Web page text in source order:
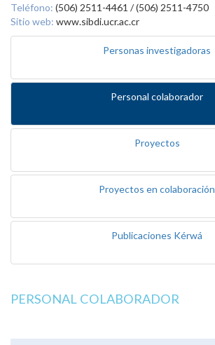
Teléfono: (506) 2511-4461 / (506) 2511-4750
Sitio web: www.sibdi.ucr.ac.cr
Personas investigadoras
Personal colaborador
Proyectos
Proyectos en colaboración
Publicaciones Kérwá
PERSONAL COLABORADOR